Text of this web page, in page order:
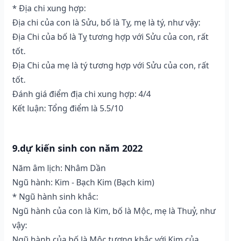
* Địa chi xung hợp:
Địa chi của con là Sửu, bố là Tỵ, mẹ là tý, như vậy:
Địa Chi của bố là Tỵ tương hợp với Sửu của con, rất
tốt.
Địa Chi của mẹ là tý tương hợp với Sửu của con, rất
tốt.
Đánh giá điểm địa chi xung hợp: 4/4
Kết luận: Tổng điểm là 5.5/10
9.dự kiến sinh con năm 2022
Năm âm lịch: Nhâm Dần
Ngũ hành: Kim - Bạch Kim (Bạch kim)
* Ngũ hành sinh khắc:
Ngũ hành của con là Kim, bố là Mộc, mẹ là Thuỷ, như
vậy: